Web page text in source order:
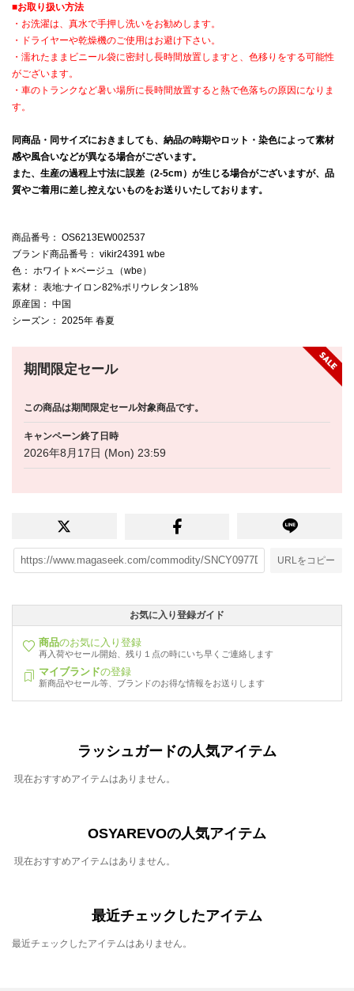
■お取り扱い方法
・お洗濯は、真水で手押し洗いをお勧めします。
・ドライヤーや乾燥機のご使用はお避け下さい。
・濡れたままビニール袋に密封し長時間放置しますと、色移りをする可能性
がございます。
・車のトランクなど暑い場所に長時間放置すると熱で色落ちの原因になりま
す。
同商品・同サイズにおきましても、納品の時期やロット・染色によって素材
感や風合いなどが異なる場合がございます。
また、生産の過程上寸法に誤差（2-5cm）が生じる場合がございますが、品
質やご着用に差し控えないものをお送りいたしております。
商品番号 ： OS6213EW002537
ブランド商品番号 ： vikir24391 wbe
色 ： ホワイト×ベージュ（wbe）
素材 ： 表地:ナイロン82%ポリウレタン18%
原産国 ： 中国
シーズン ： 2025年 春夏
期間限定セール
この商品は期間限定セール対象商品です。
キャンペーン終了日時
2026年8月17日 (Mon) 23:59
URLをコピー
お気に入り登録ガイド
商品のお気に入り登録
再入荷やセール開始、残り１点の時にいち早くご連絡します
マイブランドの登録
新商品やセール等、ブランドのお得な情報をお送りします
ラッシュガードの人気アイテム
現在おすすめアイテムはありません。
OSYAREVOの人気アイテム
現在おすすめアイテムはありません。
最近チェックしたアイテム
最近チェックしたアイテムはありません。